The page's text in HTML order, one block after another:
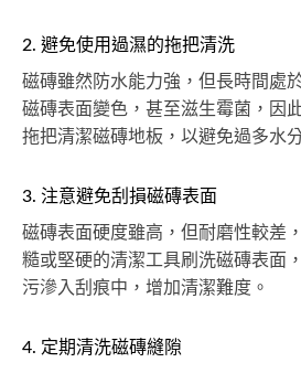
2. 避免使用過濕的拖把清洗
磁磚雖然防水能力強，但長時間處
磁磚表面變色，甚至滋生霉菌，因
拖把清潔磁磚地板，以避免過多水
3. 注意避免刮損磁磚表面
磁磚表面硬度雖高，但耐磨性較差
糙或堅硬的清潔工具刷洗磁磚表面
污滲入刮痕中，增加清潔難度。
4. 定期清洗磁磚縫隙